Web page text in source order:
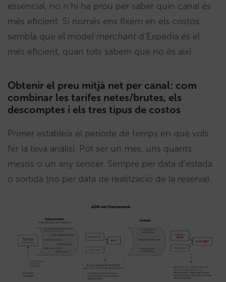
essencial, no n’hi ha prou per saber quin canal és
més eficient. Si només ens fixem en els costos,
sembla que el model merchant d’Expedia és el
més eficient, quan tots sabem que no és així.
Obtenir el preu mitjà net per canal: com
combinar les tarifes netes/brutes, els
descomptes i els tres tipus de costos
Primer estableix el període de temps en què vols
fer la teva anàlisi. Pot ser un mes, uns quants
mesos o un any sencer. Sempre per data d’estada
o sortida (no per data de realització de la reserva).